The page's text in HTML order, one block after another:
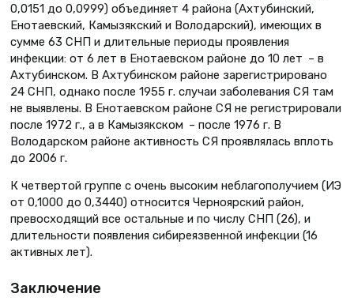
0,0151 до 0,0999) объединяет 4 района (Ахтубинский,
Енотаевский, Камызякский и Володарский), имеющих в
сумме 63 СНП и длительные периоды проявления
инфекции: от 6 лет в Енотаевском районе до 10 лет – в
Ахтубинском. В Ахтубинском районе зарегистрировано
24 СНП, однако после 1955 г. случаи заболевания СЯ там
не выявлены. В Енотаевском районе СЯ не регистрировали
после 1972 г., а в Камызякском – после 1976 г. В
Володарском районе активность СЯ проявлялась вплоть
до 2006 г.
К четвертой группе с очень высоким неблагополучием (ИЭ
от 0,1000 до 0,3440) относится Черноярский район,
превосходящий все остальные и по числу СНП (26), и
длительности появления сибиреязвенной инфекции (16
активных лет).
Заключение